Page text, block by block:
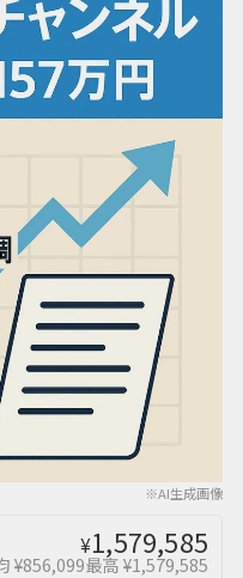
※AI生成画像
¥1,579,585
¥856,099最高 ¥1,579,585